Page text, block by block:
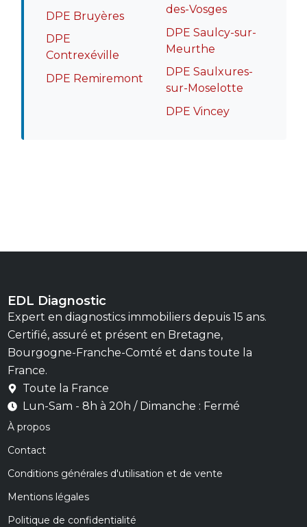
DPE Bruyères
DPE
Contrexéville
DPE Remiremont
des-Vosges
DPE Saulcy-sur-
Meurthe
DPE Saulxures-
sur-Moselotte
DPE Vincey
EDL Diagnostic
Expert en diagnostics immobiliers depuis 15 ans.
Certifié, assuré et présent en Bretagne,
Bourgogne-Franche-Comté et dans toute la
France.
Toute la France
Lun-Sam - 8h à 20h / Dimanche : Fermé
À propos
Contact
Conditions générales d'utilisation et de vente
Mentions légales
Politique de confidentialité